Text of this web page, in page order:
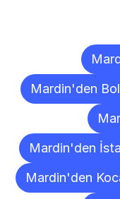
Mardin'den
Mardin'den
Mardin'den